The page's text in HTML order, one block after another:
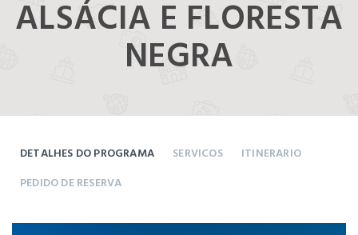
ALSÁCIA E FLORESTA
NEGRA
DETALHES DO PROGRAMA SERVICOS
ITINERARIO
PEDIDO DE RESERVA